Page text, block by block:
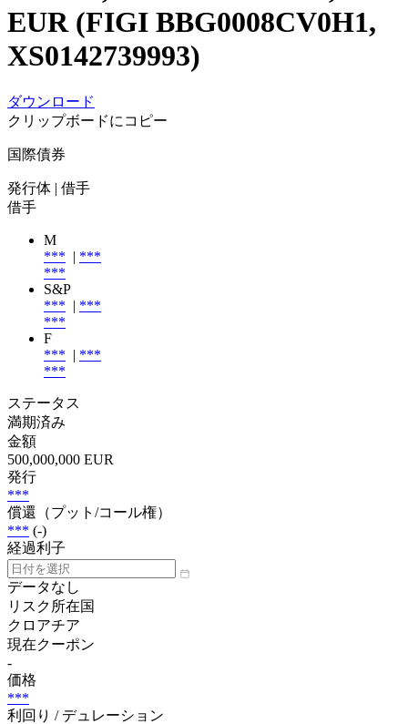
EUR (FIGI BBG0008CV0H1,
XS0142739993)
ダウンロード
クリップボードにコピー
国際債券
発行体 | 借手
借手
M
*** | ***
***
S&P
*** | ***
***
F
*** | ***
***
ステータス
満期済み
金額
500,000,000 EUR
発行
***
償還（プット/コール権）
*** (-)
経過利子
データなし
リスク所在国
クロアチア
現在クーポン
-
価格
***
利回り / デュレーション